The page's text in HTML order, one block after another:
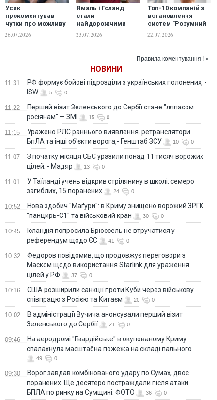
Усик
прокоментував
чутки про можливу
виборах
26.07.2026
Ямаль і Голанд
стали
найдорожчими
ЧС-2026
23.07.2026
Топ-10 компаній з
встановлення
систем "Розумний
22.07.2026
Правила коментування ! »
НОВИНИ
11:31
РФ формує бойові підрозділи з українських полонених, -
ISW
5 0
11:22
Перший візит Зеленського до Сербії стане "ляпасом
росіянам" — ЗМІ
15 0
11:15
Уражено РЛС раннього виявлення, ретранслятори
БпЛА та інші об'єкти ворога,- Генштаб ЗСУ
10 0
11:07
З початку місяця СБС уразили понад 11 тисяч ворожих
цілей, - Мадяр
13 0
11:01
У Таїланді учень відкрив стрілянину в школі: семеро
загиблих, 15 поранених
24 0
10:52
Нова здобич "Маґури": в Криму знищено ворожий ЗРГК
"панцирь-С1" та військовий кран
30 0
10:45
Ісландія попросила Брюссель не втручатися у
референдум щодо ЄС
41 0
10:32
Федоров повідомив, що продовжує переговори з
Маском щодо використання Starlink для ураження
цілей у РФ
37 0
10:16
США розширили санкції проти Куби через військову
співпрацю з Росією та Китаєм
20 0
10:02
В адміністрації Вучича анонсували перший візит
Зеленського до Сербії
21 0
09:46
На аеродромі "Гвардійське" в окупованому Криму
спалахнула масштабна пожежа на складі пального
49 0
09:30
Ворог завдав комбінованого удару по Сумах, двоє
поранених. Ще десятеро постраждали після атаки
БПЛА по ринку на Сумщині. ФОТО
36 0